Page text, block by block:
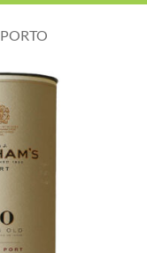
PORTO